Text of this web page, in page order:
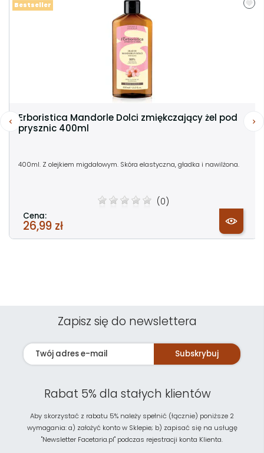
Erboristica Mandorle Dolci zmiękczający żel pod
prysznic 400ml
400ml. Z olejkiem migdałowym. Skóra elastyczna, gładka i nawilżona.
(0)
Cena:
26,99 zł
Bestseller
Zapisz się do newslettera
Subskrybuj
Rabat 5% dla stałych klientów
Aby skorzystać z rabatu 5% należy spełnić (łącznie) poniższe 2
wymagania: a) założyć konto w Sklepie; b) zapisać się na usługę
"Newsletter Facetaria.pl" podczas rejestracji konta Klienta.